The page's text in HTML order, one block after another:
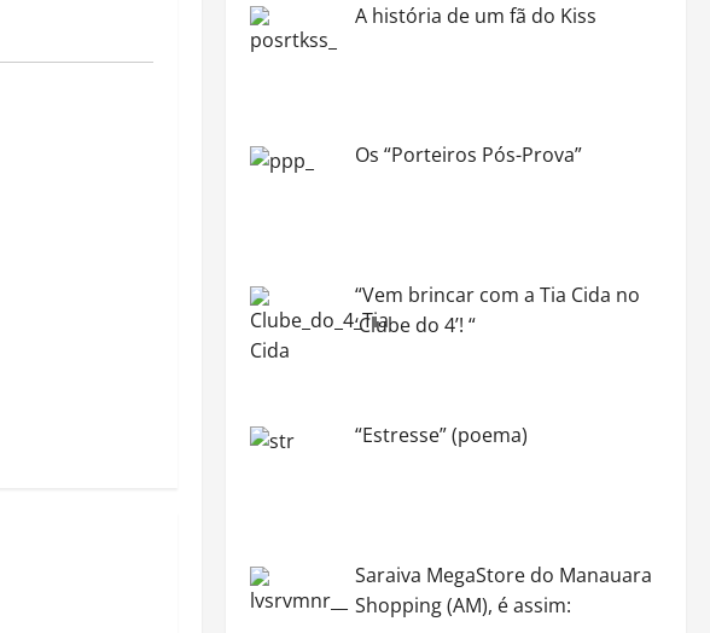
A história de um fã do Kiss
Os “Porteiros Pós-Prova”
“Vem brincar com a Tia Cida no
‘Clube do 4’! “
“Estresse” (poema)
Saraiva MegaStore do Manauara
Shopping (AM), é assim: